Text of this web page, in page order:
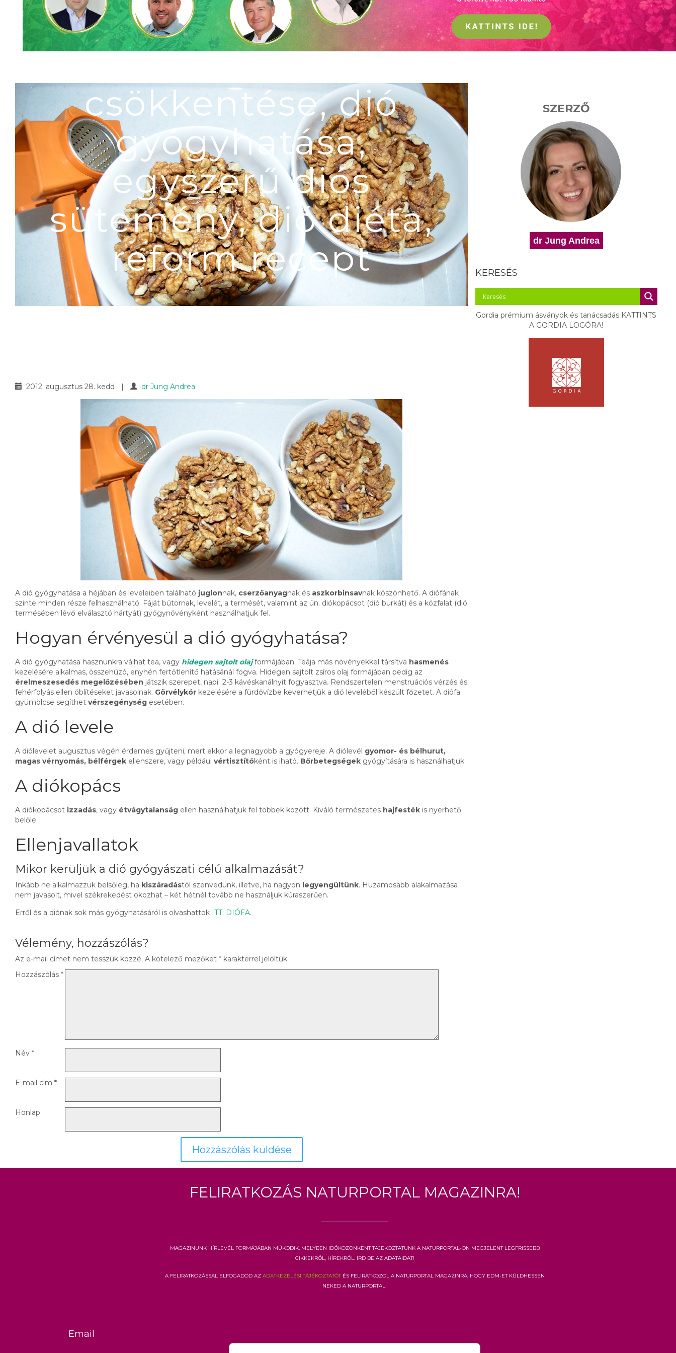
dió, koleszterin szint
csökkentése, dió
gyógyhatása,
egyszerű diós
sütemény, dió diéta,
reform recept
2012. augusztus 28. kedd | dr Jung Andrea
A dió gyógyhatása a héjában és leveleiben található juglonnak, cserzőanyagnak és aszkorbinsavnak köszönhető. A diófának
szinte minden része felhasználható. Fáját bútornak, levelét, a termését, valamint az ún. diókopácsot (dió burkát) és a közfalat (dió
termésében lévő elválasztó hártyát) gyógynövényként használhatjuk fel.
Hogyan érvényesül a dió gyógyhatása?
A dió gyógyhatása hasznunkra válhat tea, vagy hidegen sajtolt olajformájában. Teája más növényekkel társítva hasmenés
kezelésére alkalmas, összehúzó, enyhén fertőtlenítő hatásánál fogva. Hidegen sajtolt zsíros olaj formájában pedig az
érelmeszesedés megelőzésében játszik szerepet, napi 2-3 kávéskanálnyit fogyasztva. Rendszertelen menstruációs vérzés és
fehérfolyás ellen öblítéseket javasolnak. Görvélykór kezelésére a fürdővízbe keverhetjük a dió leveléből készült főzetet. A diófa
gyümölcse segíthet vérszegénység esetében.
A dió levele
A diólevelet augusztus végén érdemes gyűjteni, mert ekkor a legnagyobb a gyógyereje. A diólevél gyomor- és bélhurut,
magas vérnyomás, bélférgek ellenszere, vagy például vértisztítóként is iható. Bőrbetegségek gyógyítására is használhatjuk.
A diókopács
A diókopácsot izzadás, vagy étvágytalanság ellen használhatjuk fel többek között. Kiváló természetes hajfesték is nyerhető
belőle.
Ellenjavallatok
Mikor kerüljük a dió gyógyászati célú alkalmazását?
Inkább ne alkalmazzuk belsőleg, ha kiszáradástól szenvedünk, illetve, ha nagyon legyengültünk. Huzamosabb alakalmazása
nem javasolt, mivel székrekedést okozhat – két hétnél tovább ne használjuk kúraszerűen.
Erről és a diónak sok más gyógyhatásáról is olvashattok ITT: DIÓFA.
Vélemény, hozzászólás?
Az e-mail címet nem tesszük közzé. A kötelező mezőket * karakterrel jelöltük
Hozzászólás *
Név *
E-mail cím *
Honlap
SZERZŐ
dr Jung Andrea
KERESÉS
Gordia prémium ásványok és tanácsadás KATTINTS
A GORDIA LOGÓRA!
Feliratkozás Naturportal Magazinra!
Magazinunk hírlevél formájában működik, melyben időközönként tájékoztatunk a Naturportal-on megjelent legfrissebb
cikkekről, hírekről. Írd be az adataidat!
A feliratkozással elfogadod azadatkezelési tájékoztatótés feliratkozol a Naturportal Magazinra, hogy EDM-et küldhessen
neked a Naturportal!
Email